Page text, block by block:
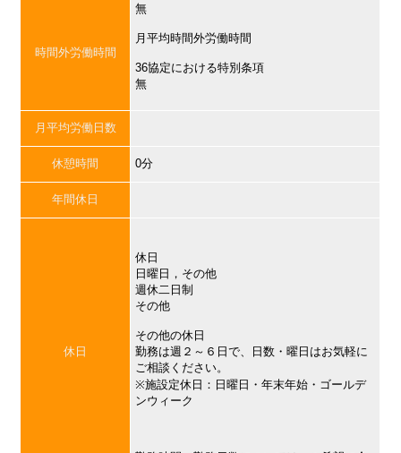
時間外労働時間
無
月平均時間外労働時間
36協定における特別条項
無
月平均労働日数
休憩時間 0分
年間休日
休日
休日
日曜日，その他
週休二日制
その他
その他の休日
勤務は週２～６日で、日数・曜日はお気軽に
ご相談ください。
※施設定休日：日曜日・年末年始・ゴールデ
ンウィーク